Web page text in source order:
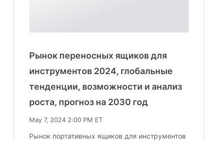
Рынок переносных ящиков для
инструментов 2024, глобальные
тенденции, возможности и анализ
роста, прогноз на 2030 год
May 7, 2024 2:00 PM ET
Рынок портативных ящиков для инструментов